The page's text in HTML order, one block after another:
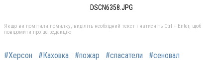
DSCN6358.JPG
Якщо ви помітили помилку, виділіть необхідний текст і натисніть Ctrl + Enter, щоб
повідомити про це редакцію
#Херсон #Каховка #пожар #спасатели #сеновал